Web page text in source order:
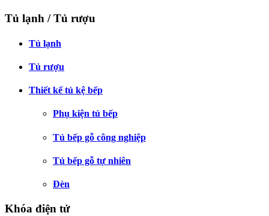
Tủ lạnh / Tủ rượu
Tủ lạnh
Tủ rượu
Thiết kế tủ kệ bếp
Phụ kiện tủ bếp
Tủ bếp gỗ công nghiệp
Tủ bếp gỗ tự nhiên
Đèn
Khóa điện tử